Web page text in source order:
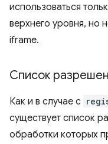
использоваться
верхнего уровня, но
iframe.
Список
Как и в случае с
существует список
обработки которых